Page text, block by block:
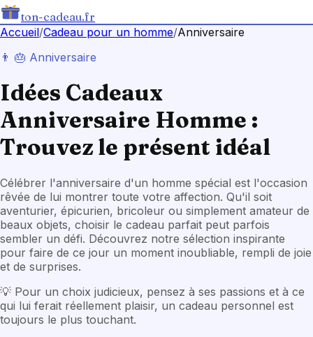
ton-cadeau.fr
Accueil/Cadeau pour un homme/Anniversaire
👨 🎂 Anniversaire
Idées Cadeaux
Anniversaire Homme :
Trouvez le présent idéal
Célébrer l'anniversaire d'un homme spécial est l'occasion
rêvée de lui montrer toute votre affection. Qu'il soit
aventurier, épicurien, bricoleur ou simplement amateur de
beaux objets, choisir le cadeau parfait peut parfois
sembler un défi. Découvrez notre sélection inspirante
pour faire de ce jour un moment inoubliable, rempli de joie
et de surprises.
💡 Pour un choix judicieux, pensez à ses passions et à ce
qui lui ferait réellement plaisir, un cadeau personnel est
toujours le plus touchant.